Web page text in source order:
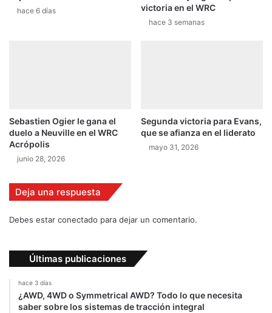
hace 6 días
victoria en el WRC
hace 3 semanas
Sebastien Ogier le gana el
duelo a Neuville en el WRC
Acrópolis
junio 28, 2026
Segunda victoria para Evans,
que se afianza en el liderato
mayo 31, 2026
Deja una respuesta
Debes estar conectado para dejar un comentario.
Últimas publicaciones
hace 3 días
¿AWD, 4WD o Symmetrical AWD? Todo lo que necesita
saber sobre los sistemas de tracción integral